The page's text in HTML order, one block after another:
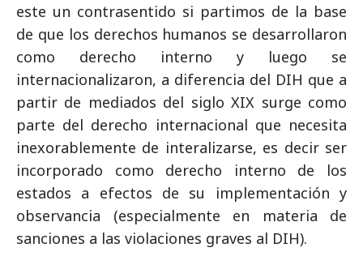
este un contrasentido si partimos de la base
de que los derechos humanos se desarrollaron
como derecho interno y luego se
internacionalizaron, a diferencia del DIH que a
partir de mediados del siglo XIX surge como
parte del derecho internacional que necesita
inexorablemente de interalizarse, es decir ser
incorporado como derecho interno de los
estados a efectos de su implementación y
observancia (especialmente en materia de
sanciones a las violaciones graves al DIH).